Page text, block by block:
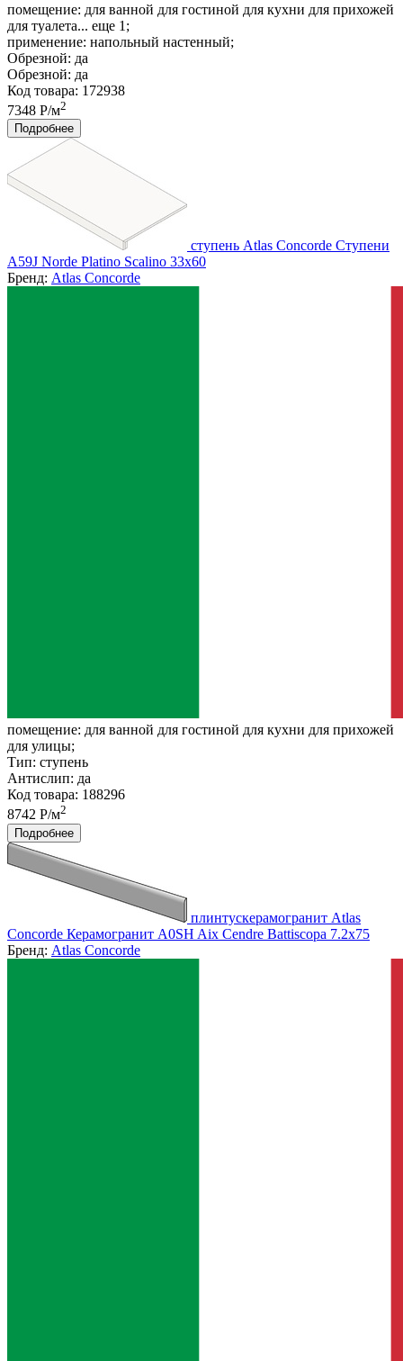
помещение: для ванной для гостиной для кухни для прихожей
для туалета... еще 1;
применение: напольный настенный;
Обрезной: да
Обрезной: да
Код товара: 172938
7348 Р/м2
Подробнее
ступень Atlas Concorde Ступени
A59J Norde Platino Scalino 33x60
Бренд: Atlas Concorde
помещение: для ванной для гостиной для кухни для прихожей
для улицы;
Тип: ступень
Антислип: да
Код товара: 188296
8742 Р/м2
Подробнее
плинтускерамогранит Atlas
Concorde Керамогранит A0SH Aix Cendre Battiscopa 7.2x75
Бренд: Atlas Concorde